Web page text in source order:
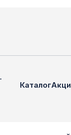
Каталог